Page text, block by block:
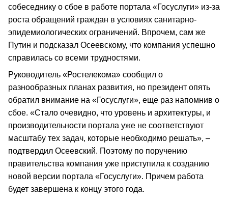
собеседнику о сбое в работе портала «Госуслуги» из-за
роста обращений граждан в условиях санитарно-
эпидемиологических ограничений. Впрочем, сам же
Путин и подсказал Осеевскому, что компания успешно
справилась со всеми трудностями.
Руководитель «Ростелекома» сообщил о
разнообразных планах развития, но президент опять
обратил внимание на «Госуслуги», еще раз напомнив о
сбое. «Стало очевидно, что уровень и архитектуры, и
производительности портала уже не соответствуют
масштабу тех задач, которые необходимо решать», –
подтвердил Осеевский. Поэтому по поручению
правительства компания уже приступила к созданию
новой версии портала «Госуслуги». Причем работа
будет завершена к концу этого года.